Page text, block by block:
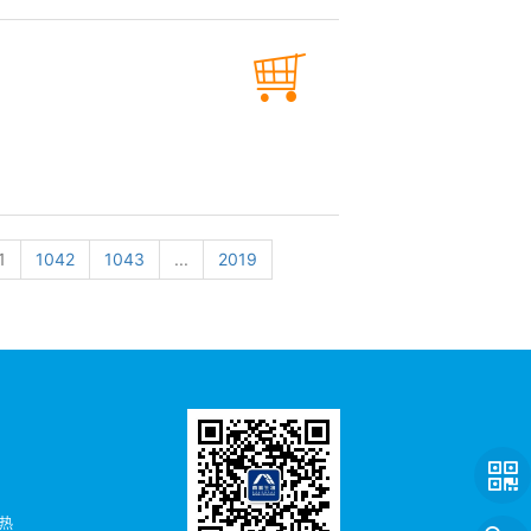
1042 1043 ... 2019